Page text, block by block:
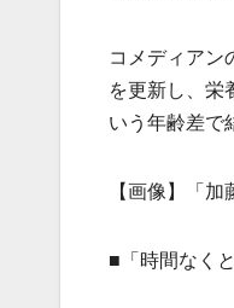
コメディアン
を更新し、栄
いう年齢差で
【画像】「
■「時間なく